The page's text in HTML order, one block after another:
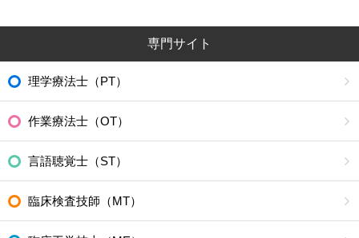
専門サイト
理学療法士（PT）
作業療法士（OT）
言語聴覚士（ST）
臨床検査技師（MT）